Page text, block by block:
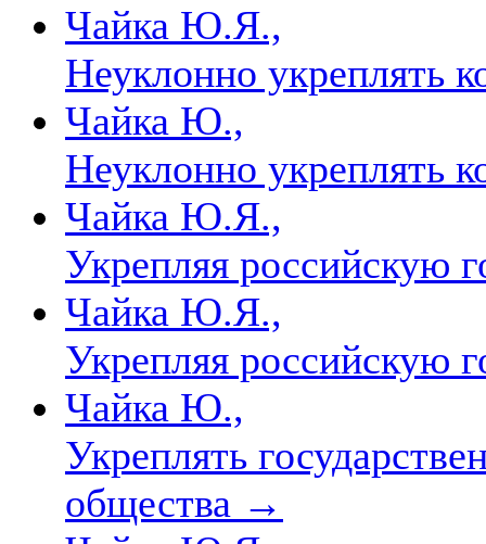
Чайка Ю.Я.,
Неуклонно укреплять
Чайка Ю.,
Неуклонно укреплять
Чайка Ю.Я.,
Укрепляя российскую
Чайка Ю.Я.,
Укрепляя российскую
Чайка Ю.,
Укреплять
общества →